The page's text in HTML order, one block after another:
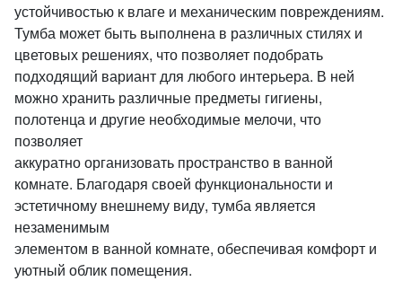
устойчивостью к влаге и механическим повреждениям.
Тумба может быть выполнена в различных стилях и
цветовых решениях, что позволяет подобрать
подходящий вариант для любого интерьера. В ней
можно хранить различные предметы гигиены,
полотенца и другие необходимые мелочи, что
позволяет
аккуратно организовать пространство в ванной
комнате. Благодаря своей функциональности и
эстетичному внешнему виду, тумба является
незаменимым
элементом в ванной комнате, обеспечивая комфорт и
уютный облик помещения.